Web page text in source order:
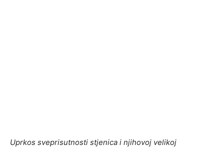
Uprkos sveprisutnosti stjenica i njihovoj velikoj